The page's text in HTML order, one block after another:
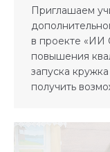
Приглашаем
в проекте «ИИ
повышения
запуска
получить